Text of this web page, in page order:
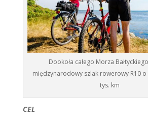
Dookoła całego Morza
międzynarodowy szlak rowerowy R10 o
tys. km
CEL